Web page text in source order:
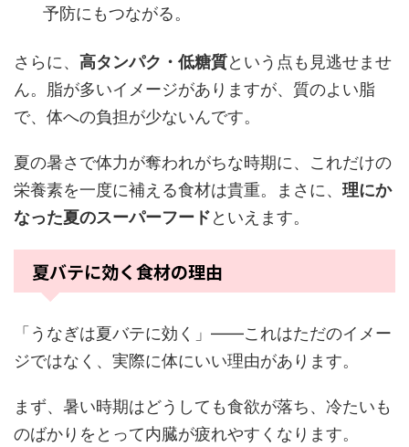
予防にもつながる。
さらに、 高タンパク・低糖質という点も見逃せませ
ん。脂が多いイメージがありますが、質のよい脂
で、体への負担が少ないんです。
夏の暑さで体力が奪われがちな時期に、これだけの
栄養素を一度に補える食材は貴重。まさに、 理にか
なった夏のスーパーフードといえます。
夏バテに効く食材の理由
「うなぎは夏バテに効く」――これはただのイメー
ジではなく、実際に体にいい理由があります。
まず、暑い時期はどうしても食欲が落ち、冷たいも
のばかりをとって内臓が疲れやすくなります。